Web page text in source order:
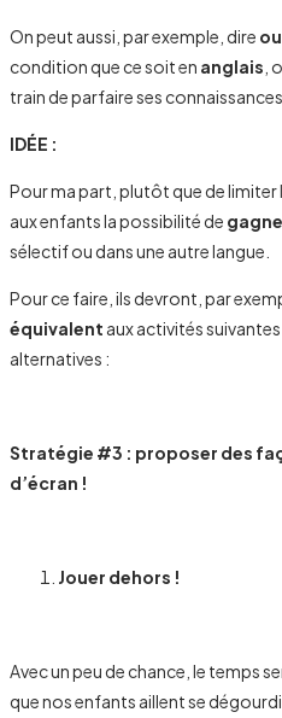
On peut aussi, par exemple, dire
condition que ce soit en anglais ,
train de parfaire ses connaissances
IDÉE :
Pour ma part, plutôt que de limiter
aux enfants la possibilité de
sélectif ou dans une autre langue.
Pour ce faire, ils devront, par
équivalent aux activités
alternatives :
Stratégie #3 : proposer des
d’écran !
Jouer dehors !
Avec un peu de chance, le temps
que nos enfants aillent se